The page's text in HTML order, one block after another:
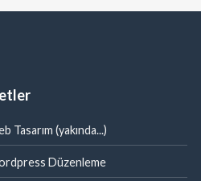
Tasarım (yakında...)
Düzenleme